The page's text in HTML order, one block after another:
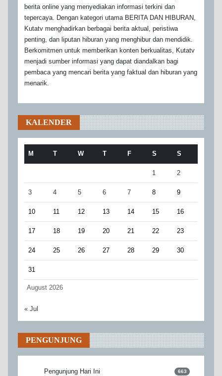
berita online yang menyediakan informasi terkini dan
tepercaya. Dengan kategori utama BERITA DAN HIBURAN,
Kutatv menghadirkan berbagai berita aktual, peristiwa
penting, dan liputan hiburan yang menghibur dan mendidik.
Berkomitmen untuk memberikan konten berkualitas, Kutatv
menjadi sumber informasi yang dapat diandalkan bagi
pembaca yang mencari berita yang faktual dan hiburan yang
menarik.
KALENDER
August 2026
M T W T F S S
1 2
3 4 5 6 7 8 9
10 11 12 13 14 15 16
17 18 19 20 21 22 23
24 25 26 27 28 29 30
31
« Jul
PENGUNJUNG
Pengunjung Hari Ini 663